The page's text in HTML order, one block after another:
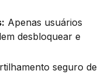
Apenas usuários
desbloquear e
seguro de